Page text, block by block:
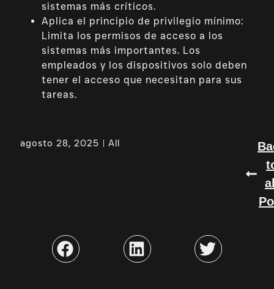
sistemas más críticos.
Aplica el principio de privilegio mínimo:
Limita los permisos de acceso a los
sistemas más importantes. Los
empleados y los dispositivos solo deben
tener el acceso que necesitan para sus
tareas.
agosto 28, 2025 All